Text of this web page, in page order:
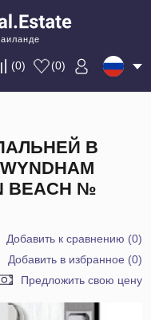
(0) (0)
В
BEACH №
Добавить к сравнению (0)
Добавить в избранное (0)
Предложить свою цену